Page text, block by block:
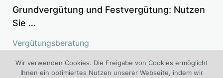
Grundvergütung und Festvergütung: Nutzen
Sie …
Vergütungsberatung
Seminare über Vergütungssysteme
Wir verwenden Cookies. Die Freigabe von Cookies ermöglicht
Ihnen ein optimiertes Nutzen unserer Webseite, indem wir